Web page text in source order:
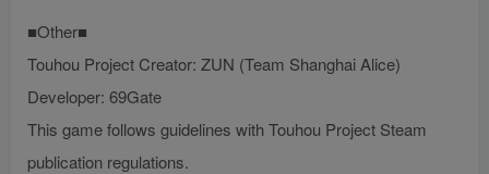
■Other■
Touhou Project Creator: ZUN (Team Shanghai Alice)
Developer: 69Gate
This game follows guidelines with Touhou Project Steam
publication regulations.